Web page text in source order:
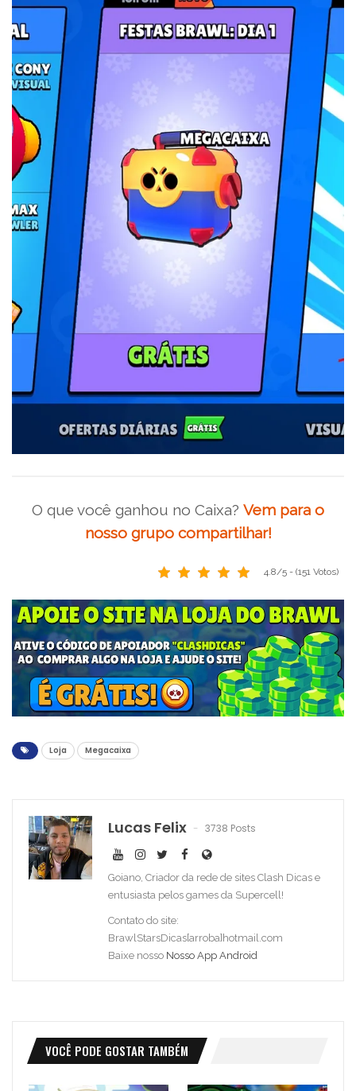
O que você ganhou no Caixa? Vem para o
nosso grupo compartilhar!
4.8/5 - (151 Votos)
Loja Megacaixa
Lucas Felix 3738 Posts
Goiano, Criador da rede de sites Clash Dicas e
entusiasta pelos games da Supercell!
Contato do site:
BrawlStarsDicas[arroba]hotmail.com
Baixe nosso Nosso App Android
VOCÊ PODE GOSTAR TAMBÉM